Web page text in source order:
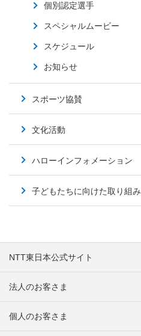
個別認定選手
スペシャルムービー
スケジュール
お知らせ
スポーツ協賛
文化活動
ハローインフォメーション
子どもたちに向けた取り組み
NTT東日本公式サイト
法人のお客さま
個人のお客さま